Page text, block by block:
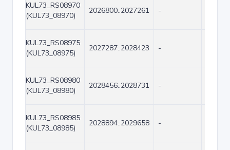
KUL73_RS08970
(KUL73_08970)
2026800..2027261 -
KUL73_RS08975
(KUL73_08975)
2027287..2028423 -
KUL73_RS08980
(KUL73_08980)
2028456..2028731 -
KUL73_RS08985
(KUL73_08985)
2028894..2029658 -